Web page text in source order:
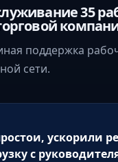
35
поддержка
сети.
ускорили
с